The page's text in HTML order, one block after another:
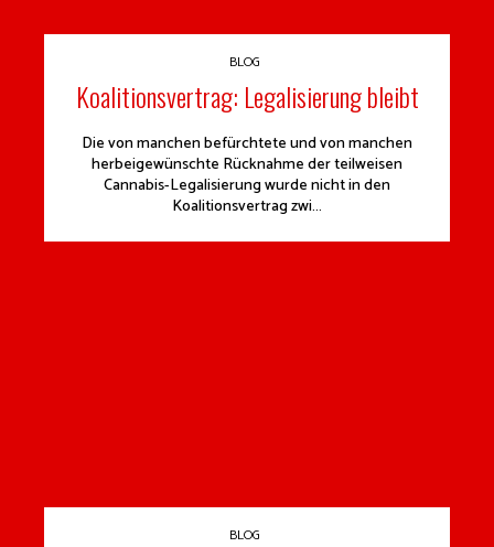
BLOG
Koalitionsvertrag: Legalisierung bleibt
Die von manchen befürchtete und von manchen
herbeigewünschte Rücknahme der teilweisen
Cannabis-Legalisierung wurde nicht in den
Koalitionsvertrag zwi...
BLOG